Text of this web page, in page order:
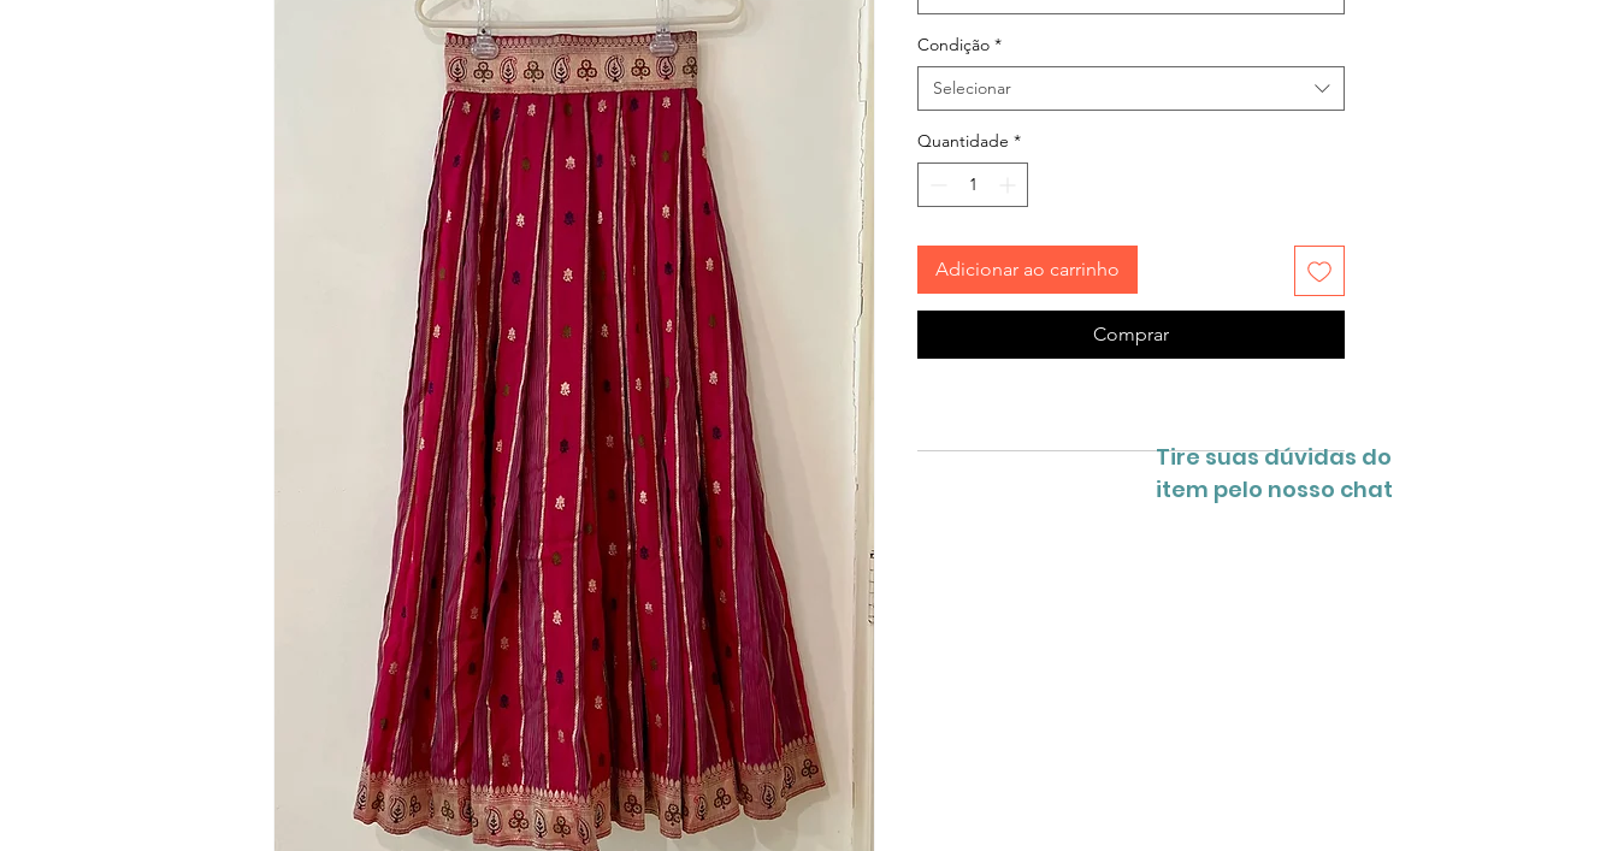
Condição *
Selecionar
Quantidade *
Adicionar ao carrinho
Comprar
Tire suas dúvidas do
item pelo nosso chat